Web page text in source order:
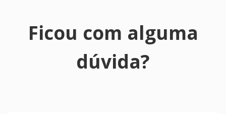
Ficou com alguma
dúvida?